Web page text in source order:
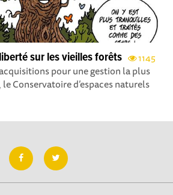
1145
sur les vieilles forêts
pour une gestion la plus
Conservatoire d’espaces naturels